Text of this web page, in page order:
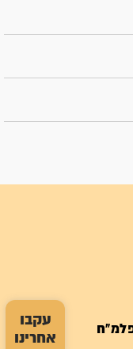
עקבו
אחרינו